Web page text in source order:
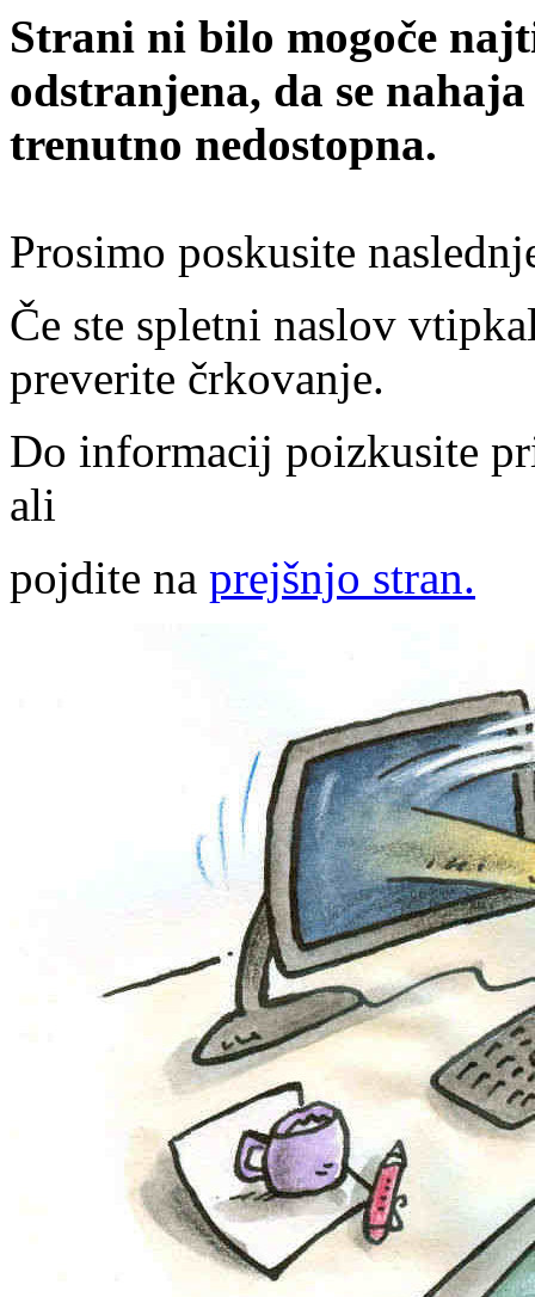
Strani ni bilo mogoče
odstranjena, da se
trenutno nedostopna.
Prosimo poskusite
Če ste spletni naslov
preverite črkovanje.
Do informacij poizkusite
ali
pojdite na prejšnjo stran.